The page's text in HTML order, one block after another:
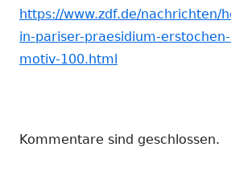
https://www.zdf.de/nachrichten/
in-pariser-praesidium-
motiv-100.html
Kommentare sind geschlossen.